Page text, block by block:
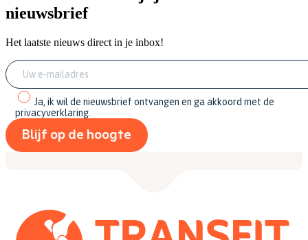
nieuwsbrief
Het laatste nieuws direct in je inbox!
Ja, ik wil de nieuwsbrief ontvangen en ga akkoord met de
privacyverklaring.